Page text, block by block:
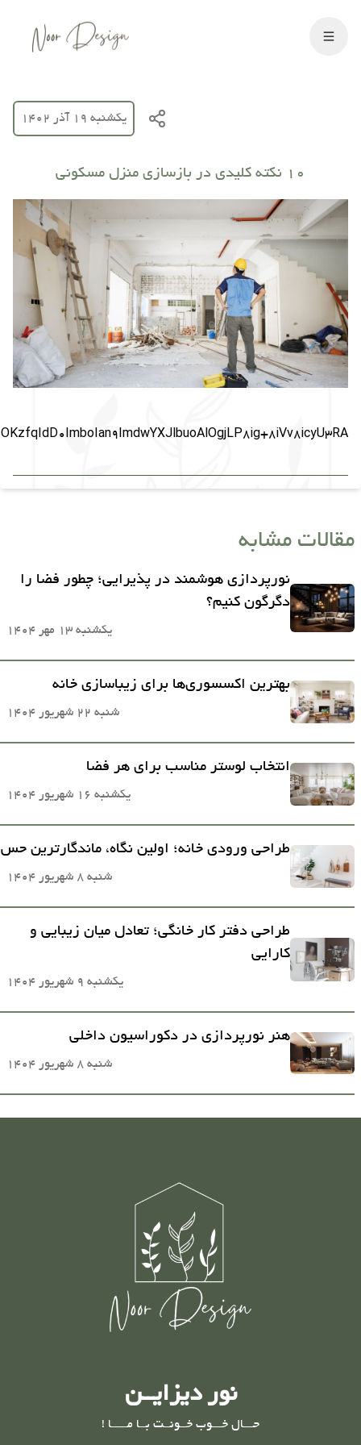
یکشنبه 19 آذر 1402
10 نکته کلیدی در بازسازی منزل مسکونی
مقالات مشابه
نورپردازی هوشمند در پذیرایی؛ چطور فضا را
دگرگون کنیم؟
یکشنبه 13 مهر 1404
بهترین اکسسوری‌ها برای زیباسازی خانه
شنبه 22 شهریور 1404
انتخاب لوستر مناسب برای هر فضا
یکشنبه 16 شهریور 1404
طراحی ورودی خانه؛ اولین نگاه، ماندگارترین حس
شنبه 8 شهریور 1404
طراحی دفتر کار خانگی؛ تعادل میان زیبایی و
کارایی
یکشنبه 9 شهریور 1404
هنر نورپردازی در دکوراسیون داخلی
شنبه 8 شهریور 1404
نور دیزایــن
حـــال خـــوب خــونــت بــا مـــــا !